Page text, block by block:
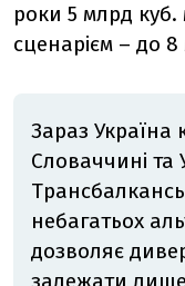
роки 5 млрд
сценарієм – до
Зараз Україна
Словаччині та
небагатьох
дозволяє